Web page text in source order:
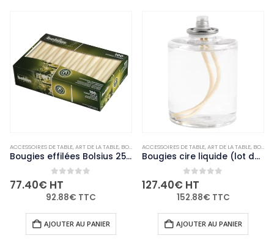
,BOUGIES ET PHOTOPHORES , NON-PALETTISABLE
Bougies effilées Bolsius 254mm ivoire (Lot de 100)
ACCESSOIRES DE TABLE,ART DE LA TABLE,BOUGIES ET PHOTOPHORES , NON-
Bougies cire liquide (lot de 36)
127.40
152.88
AJOUTER AU PANIER
ACCESSOIRES DE TABLE,ART DE LA
34.92
41.90
AJOUTER AU PANIER